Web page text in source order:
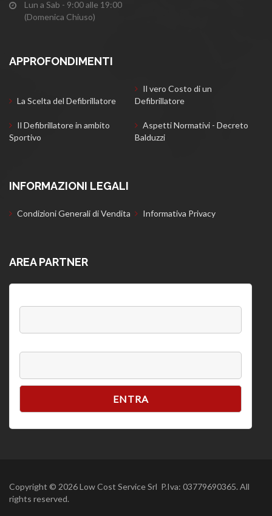
Lun a Sab - 9:00 alle 19:00
(Domenica Chiuso)
APPROFONDIMENTI
La Scelta del Defibrillatore
Il vero Costo di un
Defibrillatore
Il Defibrillatore in ambito
Sportivo
Aspetti Normativi - Decreto
Balduzzi
INFORMAZIONI LEGALI
Condizioni Generali di Vendita Informativa Privacy
AREA PARTNER
Copyright © 2026 Low Cost Service Srl P.Iva: 03779690365. All
rights reserved.